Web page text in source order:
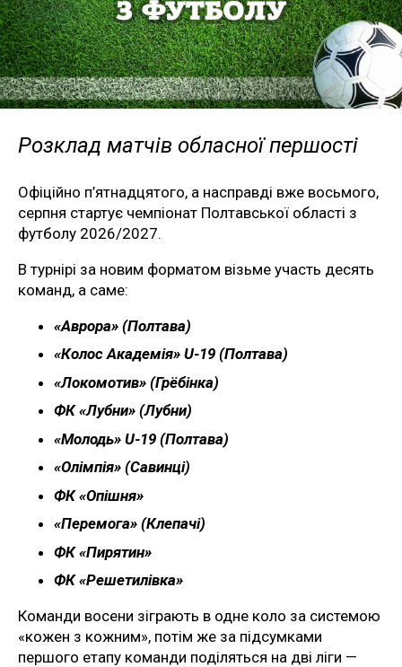
Розклад матчів обласної першості
Офіційно п’ятнадцятого, а насправді вже восьмого,
серпня стартує чемпіонат Полтавської області з
футболу 2026/2027.
В турнірі за новим форматом візьме участь десять
команд, а саме:
«Аврора» (Полтава)
«Колос Академія» U-19 (Полтава)
«Локомотив» (Грёбінка)
ФК «Лубни» (Лубни)
«Молодь» U-19 (Полтава)
«Олімпія» (Савинці)
ФК «Опішня»
«Перемога» (Клепачі)
ФК «Пирятин»
ФК «Решетилівка»
Команди восени зіграють в одне коло за системою
«кожен з кожним», потім же за підсумками
першого етапу команди поділяться на дві ліги —